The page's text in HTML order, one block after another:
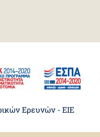
Ερευνών - EIE